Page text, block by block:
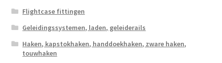
Flightcase fittingen
Geleidingssystemen, laden, geleiderails
Haken, kapstokhaken, handdoekhaken, zware haken,
touwhaken